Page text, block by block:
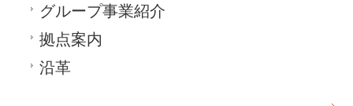
グループ事業紹介
拠点案内
沿革